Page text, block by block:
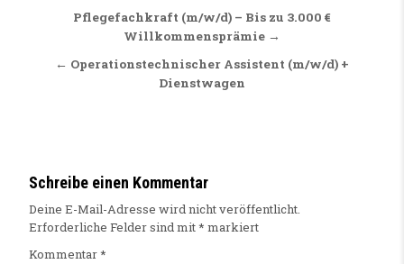
Beitragsnavigation
Pflegefachkraft (m/w/d) – Bis zu 3.000 €
Willkommensprämie →
← Operationstechnischer Assistent (m/w/d) +
Dienstwagen
Schreibe einen Kommentar
Deine E-Mail-Adresse wird nicht veröffentlicht.
Erforderliche Felder sind mit* markiert
Kommentar*